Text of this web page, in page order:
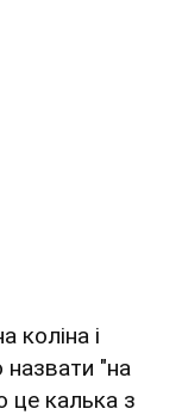
коліна і
назвати "на
це калька з